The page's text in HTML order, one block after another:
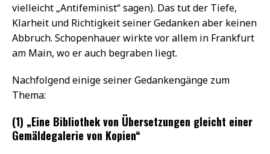
vielleicht „Antifeminist“ sagen). Das tut der Tiefe,
Klarheit und Richtigkeit seiner Gedanken aber keinen
Abbruch. Schopenhauer wirkte vor allem in Frankfurt
am Main, wo er auch begraben liegt.
Nachfolgend einige seiner Gedankengänge zum
Thema:
(1) „Eine Bibliothek von Übersetzungen gleicht einer
Gemäldegalerie von Kopien“